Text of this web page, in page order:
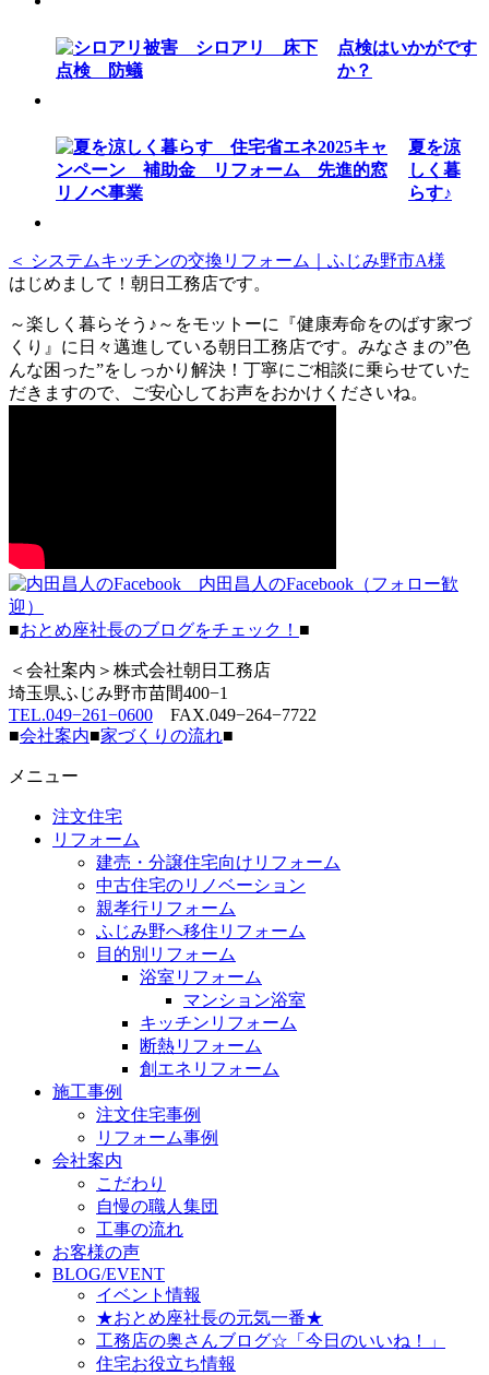
点検はいかがです
か？
夏を涼
しく暮
らす♪
＜ システムキッチンの交換リフォーム｜ふじみ野市A様
はじめまして！朝日工務店です。
～楽しく暮らそう♪～をモットーに『健康寿命をのばす家づ
くり』に日々邁進している朝日工務店です。みなさまの”色
んな困った”をしっかり解決！丁寧にご相談に乗らせていた
だきますので、ご安心してお声をおかけくださいね。
内田昌人のFacebook（フォロー歓
迎）
■おとめ座社長のブログをチェック！ ■
＜会社案内＞株式会社朝日工務店
埼玉県ふじみ野市苗間400−1
TEL.049−261−0600 FAX.049−264−7722
■会社案内■家づくりの流れ■
メニュー
注文住宅
リフォーム
建売・分譲住宅向けリフォーム
中古住宅のリノベーション
親孝行リフォーム
ふじみ野へ移住リフォーム
目的別リフォーム
浴室リフォーム
マンション浴室
キッチンリフォーム
断熱リフォーム
創エネリフォーム
施工事例
注文住宅事例
リフォーム事例
会社案内
こだわり
自慢の職人集団
工事の流れ
お客様の声
BLOG/EVENT
イベント情報
★おとめ座社長の元気一番★
工務店の奥さんブログ☆「今日のいいね！」
住宅お役立ち情報